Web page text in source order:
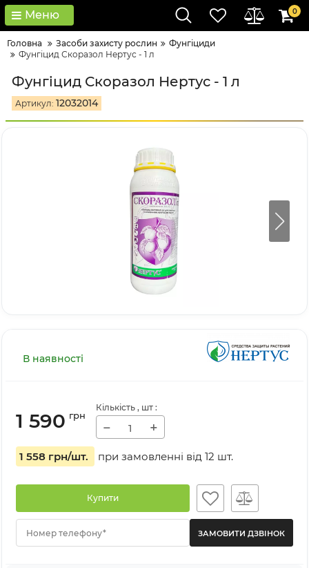
Меню 0
Головна Засоби захисту рослин
Фунгіциди
Фунгіцид Скоразол Нертус - 1 л
Фунгіцид Скоразол Нертус - 1 л
Артикул: 12032014
В наявності
1 590 грн
Кількість , шт :
− +
1 558 грн/шт. при замовленні від 12 шт.
Купити
Номер телефону*